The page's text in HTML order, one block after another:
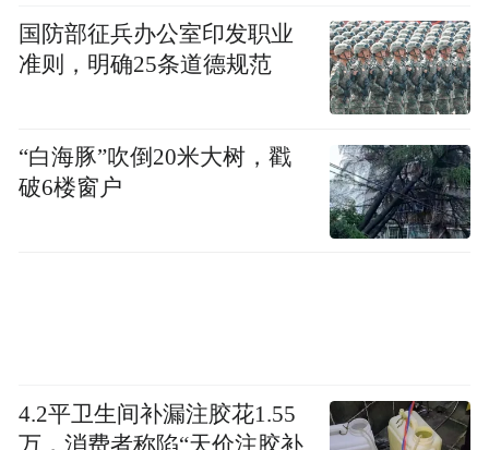
国防部征兵办公室印发职业
准则，明确25条道德规范
“白海豚”吹倒20米大树，戳
破6楼窗户
4.2平卫生间补漏注胶花1.55
万，消费者称陷“天价注胶补